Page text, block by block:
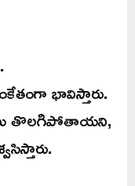
భావిస్తారు.
తొలగిపోతాయని,